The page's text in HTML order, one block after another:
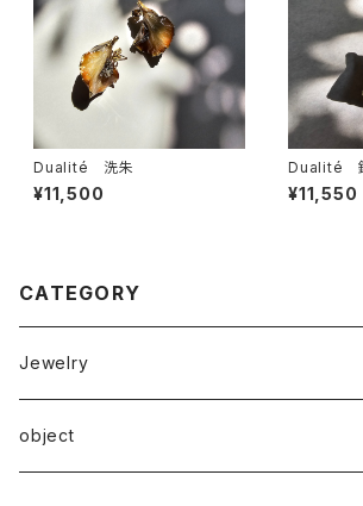
Dualité 洗朱
¥11,500
Dualité
¥11,550
CATEGORY
Jewelry
ピアス
object